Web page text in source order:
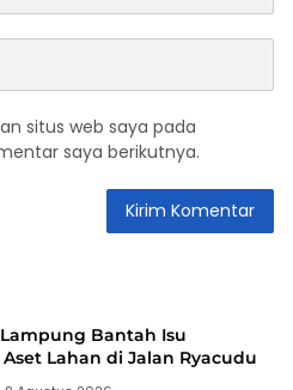
situs web saya pada
saya berikutnya.
Bantah Isu
Lahan di Jalan Ryacudu